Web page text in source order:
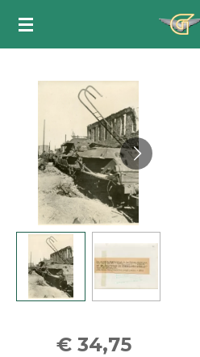
Ga
hoofdinhoud
€ 34,75